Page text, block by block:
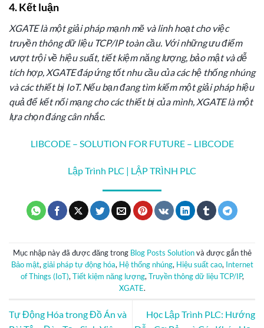
4. Kết luận
XGATE là một giải pháp mạnh mẽ và linh hoạt cho việc
truyền thông dữ liệu TCP/IP toàn cầu. Với những ưu điểm
vượt trội về hiệu suất, tiết kiệm năng lượng, bảo mật và dễ
tích hợp, XGATE đáp ứng tốt nhu cầu của các hệ thống nhúng
và các thiết bị IoT. Nếu bạn đang tìm kiếm một giải pháp hiệu
quả để kết nối mạng cho các thiết bị của mình, XGATE là một
lựa chọn đáng cân nhắc.
LIBCODE – SOLUTION FOR FUTURE – LIBCODE
Lập Trình PLC | LẬP TRÌNH PLC
Mục nhập này đã được đăng trong Blog Posts Solutionvà được gắn thẻ
Bảo mật, giải pháp tự động hóa, Hệ thống nhúng, Hiệu suất cao, Internet
of Things (IoT), Tiết kiệm năng lượng, Truyền thông dữ liệu TCP/IP,
XGATE.
Tự Động Hóa trong Đồ Án và
Học Lập Trình PLC: Hướng